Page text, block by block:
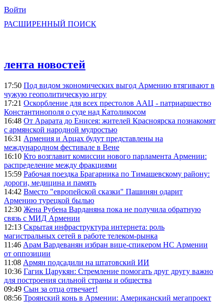
Войти
РАСШИРЕННЫЙ ПОИСК
лента новостей
17:50 Под видом экономических выгод Армению втягивают в
чужую геополитическую игру
17:21 Оскорбление для всех престолов ААЦ - патриаршество
Константинополя о суде над Католикосом
16:48 От Арарата до Енисея: жителей Красноярска познакомят
с армянской народной мудростью
16:31 Армения и Арцах будут представлены на
международном фестивале в Вене
16:10 Кто возглавит комиссии нового парламента Армении:
распределение между фракциями
15:59 Рабочая поездка Брагарника по Тимашевскому району:
дороги, медицина и память
14:42 Вместо "европейской сказки" Пашинян одарит
Армению турецкой былью
12:30 Жена Рубена Варданяна пока не получила обратную
связь с МИД Армении
12:13 Скрытая инфраструктура интернета: роль
магистральных сетей в работе телеком-рынка
11:46 Арам Вардеванян избран вице-спикером НС Армении
от оппозиции
11:08 Армян подсадили на штатовский ИИ
10:36 Гагик Царукян: Стремление помогать друг другу важно
для построения сильной страны и общества
09:49 Сын за отца отвечает!
08:56 Троянский конь в Армении: Американский мегапроект